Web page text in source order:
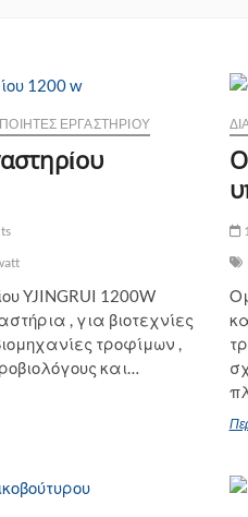
ΕΡΓΑΣΤΗΡΊΟΥ
YJINGRUI 1200W
, για βιοτεχνίες
τροφίμων ,
και…